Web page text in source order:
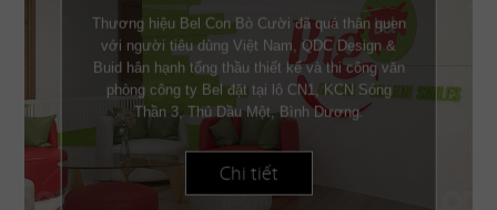
Thương hiệu Bel Con Bò Cười đã quá thân quen
với người tiêu dùng Việt Nam, QDC Design &
Buid hân hạnh tổng thầu thiết kế và thi công văn
phòng công ty Bel đặt tại lô CN1, KCN Sóng
Thần 3, Thủ Dầu Một, Bình Dương.
Chi tiết